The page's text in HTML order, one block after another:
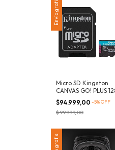
Envío gratis
Micro SD Kingston
CANVAS GO! PLUS
GB
$94.999,00 -5%OFF
$99.999,00